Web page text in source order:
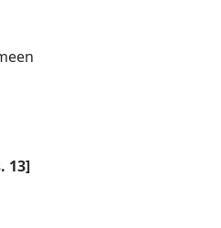
13]